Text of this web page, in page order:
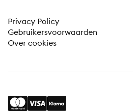
Privacy Policy
Gebruikersvoorwaarden
Over cookies